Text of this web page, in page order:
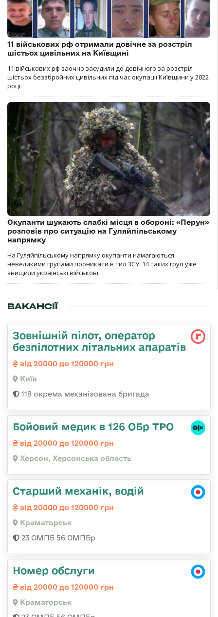
11 військових рф отримали довічне за розстріл
шістьох цивільних на Київщині
11 військових рф заочно засудили до довічного за розстріл
шістьох беззбройних цивільних під час окупації Київщини у 2022
році.
Окупанти шукають слабкі місця в обороні: «Перун»
розповів про ситуацію на Гуляйпільському
напрямку
На Гуляйпільському напрямку окупанти намагаються
невеликими групами проникати в тил ЗСУ. 14 таких груп уже
знищили українські військові.
ВАКАНСІЇ
Зовнішній пілот, оператор
безпілотних літальних апаратів
від 20000 до 120000 грн
Київ
118 окрема механізована бригада
Бойовий медик в 126 ОБр ТРО
від 20000 до 120000 грн
Херсон, Херсонська область
Старший механік, водій
від 20000 до 120000 грн
Краматорськ
23 ОМПБ 56 ОМПБр
Номер обслуги
від 20000 до 120000 грн
Краматорськ